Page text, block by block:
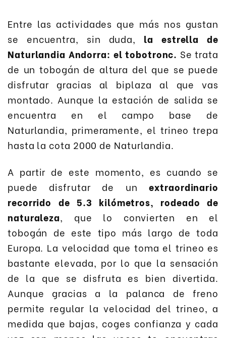
Entre las actividades que más nos gustan
se encuentra, sin duda, la estrella de
Naturlandia Andorra: el tobotronc. Se trata
de un tobogán de altura del que se puede
disfrutar gracias al biplaza al que vas
montado. Aunque la estación de salida se
encuentra en el campo base de
Naturlandia, primeramente, el trineo trepa
hasta la cota 2000 de Naturlandia.
A partir de este momento, es cuando se
puede disfrutar de unextraordinario
recorrido de 5.3 kilómetros, rodeado de
naturaleza, que lo convierten en el
tobogán de este tipo más largo de toda
Europa. La velocidad que toma el trineo es
bastante elevada, por lo que la sensación
de la que se disfruta es bien divertida.
Aunque gracias a la palanca de freno
permite regular la velocidad del trineo, a
medida que bajas, coges confianza y cada